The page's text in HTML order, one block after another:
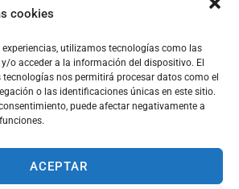
cookies
experiencias, utilizamos tecnologías como las
o acceder a la información del dispositivo. El
nos permitirá procesar datos como el
o las identificaciones únicas en este sitio.
puede afectar negativamente a
ACEPTAR
de contacte
Adreça
14 08310 Argentona
Telèfon
937970603
Email